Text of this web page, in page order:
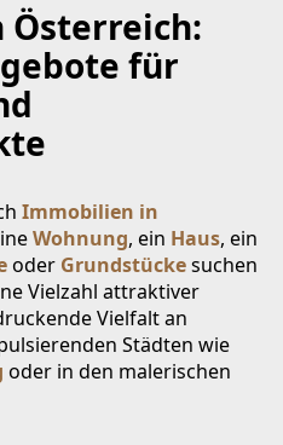
für
Immobilien in
Wohnung, ein Haus, ein
oder Grundstückesuchen
Vielzahl attraktiver
Vielfalt an
Städten wie
oder in den malerischen